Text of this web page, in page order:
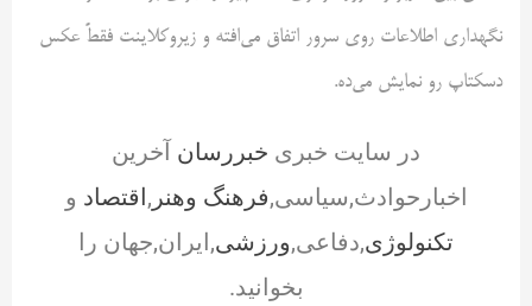
نگهداری اطلاعات روی سرور اتفاق می‌افته و زیروکلاینت فقطً عکس
دسکتاپ رو نمایش می‌ده.
در سایت خبری خبررسان آخرین
اخبارحوادث,سیاسی,فرهنگ وهنر ,اقتصاد و
تکنولوژی,دفاعی,ورزشی,ایران,جهان را
بخوانید.